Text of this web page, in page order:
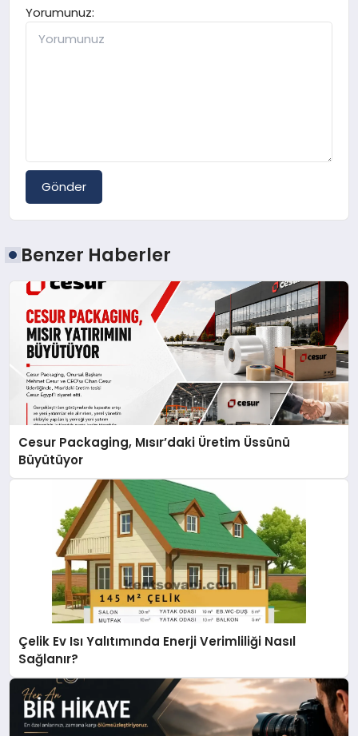
Yorumunuz:
Gönder
Benzer Haberler
Cesur Packaging, Mısır’daki Üretim Üssünü
Büyütüyor
Çelik Ev Isı Yalıtımında Enerji Verimliliği Nasıl
Sağlanır?